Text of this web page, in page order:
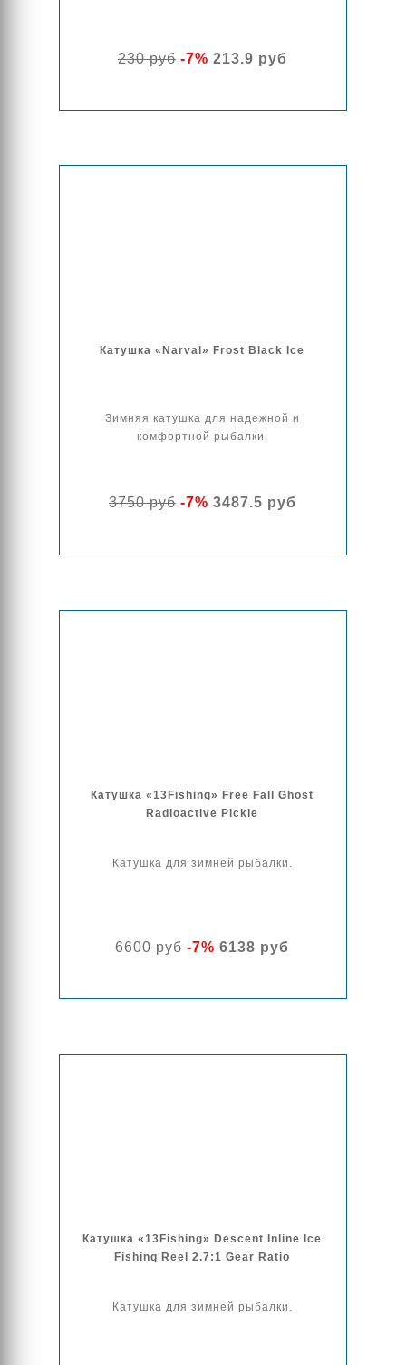
230 руб-7% 213.9 руб
Катушка «Narval» Frost Black Ice
Зимняя катушка для надежной и
комфортной рыбалки.
3750 руб-7% 3487.5 руб
Катушка «13Fishing» Free Fall Ghost
Radioactive Pickle
Катушка для зимней рыбалки.
6600 руб-7% 6138 руб
Катушка «13Fishing» Descent Inline Ice
Fishing Reel 2.7:1 Gear Ratio
Катушка для зимней рыбалки.